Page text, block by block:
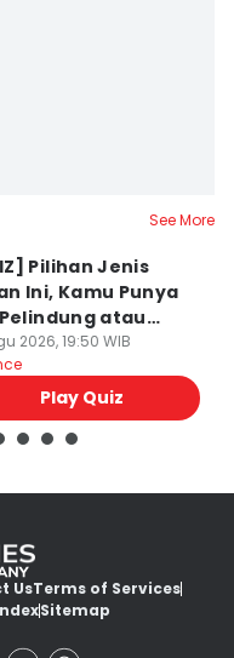
See More
Pilihan Jenis
Ini, Kamu Punya
atau
2026, 19:50 WIB
Play Quiz
UsTerms of Services
Sitemap